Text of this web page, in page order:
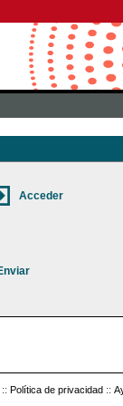
:: Política de privacidad ::